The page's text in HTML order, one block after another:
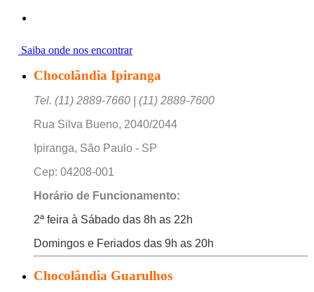
Saiba onde nos encontrar
Chocolândia Ipiranga
Tel. (11) 2889-7660 | (11) 2889-7600
Rua Silva Bueno, 2040/2044
Ipiranga, São Paulo - SP
Cep: 04208-001
Horário de Funcionamento:
2ª feira à Sábado das 8h as 22h
Domingos e Feriados das 9h as 20h
Chocolândia Guarulhos